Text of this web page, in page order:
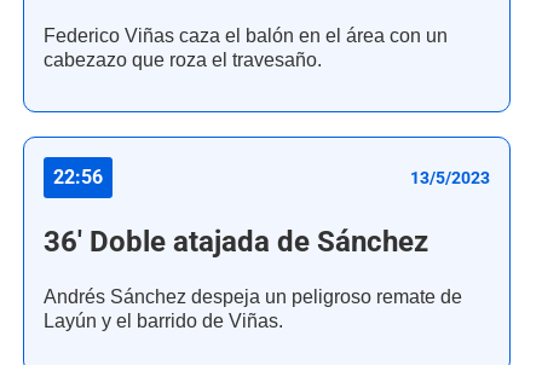
Federico Viñas caza el balón en el área con un
cabezazo que roza el travesaño.
22:56 13/5/2023
36' Doble atajada de Sánchez
Andrés Sánchez despeja un peligroso remate de
Layún y el barrido de Viñas.